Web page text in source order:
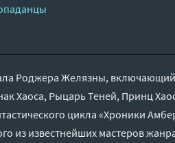
Роджера Желязны, включающий
Хаоса, Рыцарь Теней, Принц
цикла «Хроники
из известнейших мастеров